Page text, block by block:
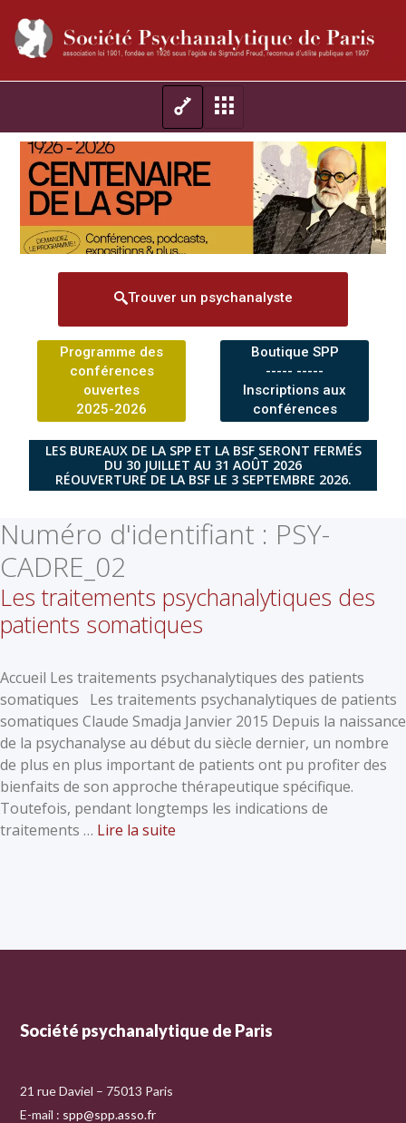
Trouver un psychanalyste
Programme des
conférences
ouvertes
2025-2026
Boutique SPP
----- -----
Inscriptions aux
conférences
LES BUREAUX DE LA SPP ET LA BSF SERONT FERMÉS
DU 30 JUILLET AU 31 AOÛT 2026
RÉOUVERTURE DE LA BSF LE 3 SEPTEMBRE 2026.
Numéro d'identifiant : PSY-
CADRE_02
Les traitements psychanalytiques des
patients somatiques
Accueil Les traitements psychanalytiques des patients
somatiques Les traitements psychanalytiques de patients
somatiques Claude Smadja Janvier 2015 Depuis la naissance
de la psychanalyse au début du siècle dernier, un nombre
de plus en plus important de patients ont pu profiter des
bienfaits de son approche thérapeutique spécifique.
Toutefois, pendant longtemps les indications de
traitements … Lire la suite
Société psychanalytique de Paris
21 rue Daviel – 75013 Paris
E-mail : spp@spp.asso.fr